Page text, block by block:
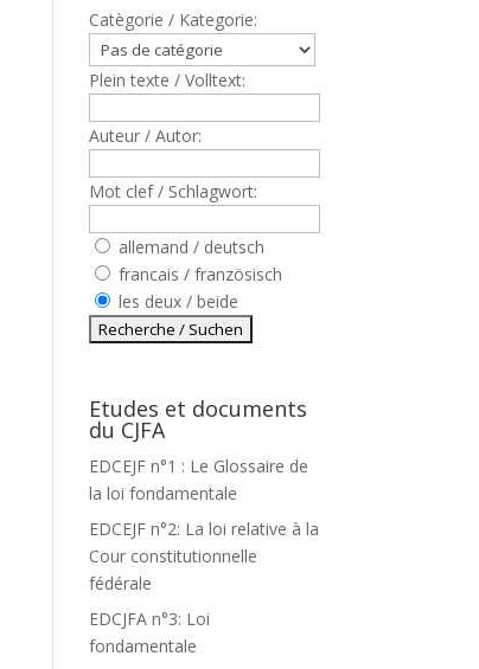
Catègorie / Kategorie:
Plein texte / Volltext:
Auteur / Autor:
Mot clef / Schlagwort:
allemand / deutsch
francais / französisch
les deux / beide
Etudes et documents
du CJFA
EDCEJF n°1 : Le Glossaire de
la loi fondamentale
EDCEJF n°2: La loi relative à la
Cour constitutionnelle
fédérale
EDCJFA n°3: Loi
fondamentale